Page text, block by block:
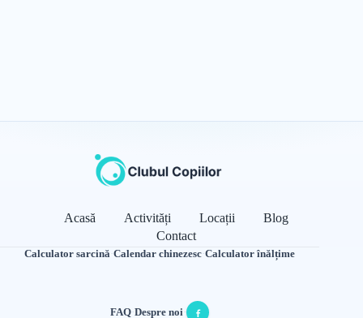
Acasă Activități Locații
Blog
Contact
Calculator sarcină·Calendar chinezesc·Calculator înălțime
FAQ·Despre noi·